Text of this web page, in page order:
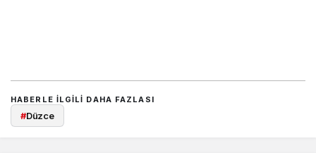
HABERLE ILGILI DAHA FAZLASI
#Düzce